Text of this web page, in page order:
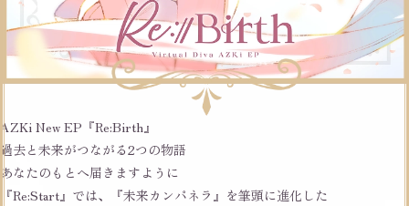
AZKi New EP『Re:Birth』
過去と未来がつながる2つの物語
あなたのもとへ届きますように
『Re:Start』では、『未来カンパネラ』を筆頭に進化した